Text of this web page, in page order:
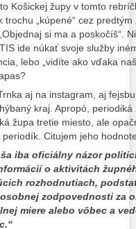
Košickej župy v tomto
„kúpené“ cez predtým
si ma a poskočíš“.
ide núkať svoje služby
lebo „vidíte ako vďaka
aj na instagram, aj
kraj. Apropó,
župa tretie miesto, ale
Citujem jeho
iba oficiálny názor
o aktivitách
rozhodnutiach,
zodpovednosti za
miere alebo vôbec a